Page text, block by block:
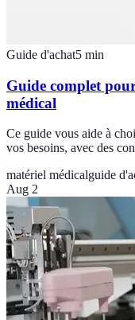
Guide d'achat5 min
Guide complet
médical
Ce guide vous aide à
vos besoins, avec des
matériel médicalguide
Aug 2